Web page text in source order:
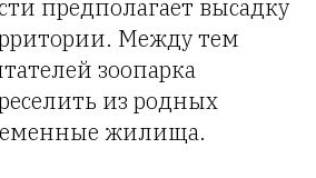
предполагает высадку
Между тем
зоопарка
из родных
жилища.